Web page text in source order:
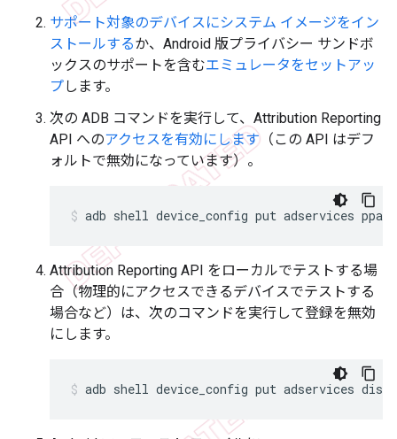
サポート対象のデバイスにシステム イメージをイン
ストールするか、Android 版プライバシー サンドボ
ックスのサポートを含むエミュレータをセットアッ
プします。
次の ADB コマンドを実行して、Attribution Reporting
API へのアクセスを有効にします（この API はデフ
ォルトで無効になっています）。
adb shell device_config put adservices
Attribution Reporting API をローカルでテストする場
合（物理的にアクセスできるデバイスでテストする
場合など）は、次のコマンドを実行して登録を無効
にします。
adb shell device_config put adservices